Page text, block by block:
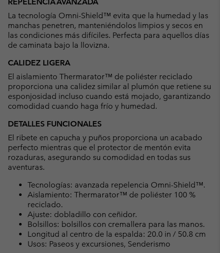
La tecnología Omni-Shield™ evita que la humedad y las
manchas penetren, manteniéndolos limpios y secos en
las condiciones más difíciles. Perfecta para aquellos días
de caminata bajo la llovizna.
CALIDEZ LIGERA
El aislamiento Thermarator™ de poliéster reciclado
proporciona una calidez similar al plumón que retiene su
esponjosidad incluso cuando está mojado, garantizando
comodidad cuando haga frío y humedad.
DETALLES FUNCIONALES
El ribete en capucha y puños proporciona un acabado
perfecto mientras que el protector de mentón evita
rozaduras, asegurando su comodidad en todas sus
aventuras.
Tecnologías: avanzada repelencia Omni-Shield™.
Aislamiento: Thermarator™ de poliéster 100 %
reciclado.
Ajuste: dobladillo con ceñidor.
Bolsillos: bolsillos con cremallera para las manos.
Longitud al centro de la espalda: 20.0 in / 50.8 cm
Usos: Paseos y excursiones, Senderismo